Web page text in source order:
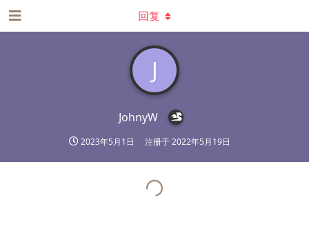
J
JohnyW
2023年5月1日 注册于2022年5月19日
回复